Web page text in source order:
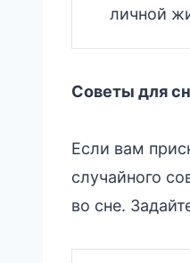
личной
Советы для
Если вам
случайного
во сне.